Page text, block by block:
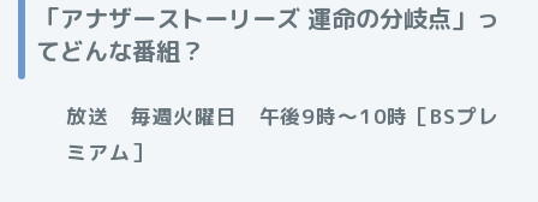
「アナザーストーリーズ 運命の分岐点」っ
てどんな番組？
放送 毎週火曜日 午後9時～10時［BSプレ
ミアム］